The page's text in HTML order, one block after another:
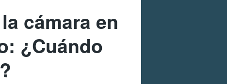
cámara en
¿Cuándo